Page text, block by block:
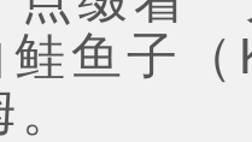
鲑鱼子